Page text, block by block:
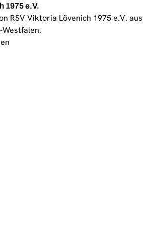
1975 e.V.
RSV Viktoria Lövenich 1975 e.V. aus